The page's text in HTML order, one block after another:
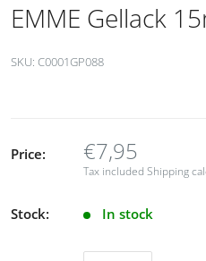
EMME Gellack
SKU: C0001GP088
Price: €7,95
Tax included Shipping
Stock: In stock